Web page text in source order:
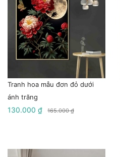
Tranh hoa mẫu đơn đỏ dưới
ánh trăng
130.000 ₫ 165.000 ₫